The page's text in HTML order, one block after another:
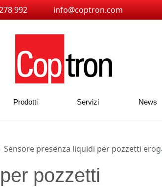
992 info@coptron.com
Prodotti Servizi News
Sensore presenza liquidi per pozzetti
pozzetti